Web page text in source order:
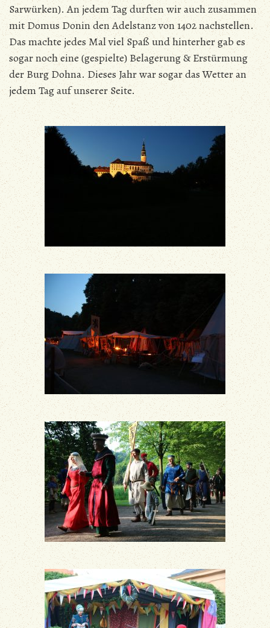
Sarwürken). An jedem Tag durften wir auch zusammen
mit Domus Donin den Adelstanz von 1402 nachstellen.
Das machte jedes Mal viel Spaß und hinterher gab es
sogar noch eine (gespielte) Belagerung & Erstürmung
der Burg Dohna. Dieses Jahr war sogar das Wetter an
jedem Tag auf unserer Seite.